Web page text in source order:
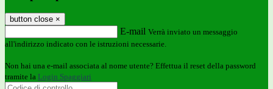
button close ×
E-mail Verrà inviato un messaggio
all'indirizzo indicato con le istruzioni necessarie.
Non hai una e-mail associata al nome utente? Effettua il reset della password
tramite la Login Spaggiari